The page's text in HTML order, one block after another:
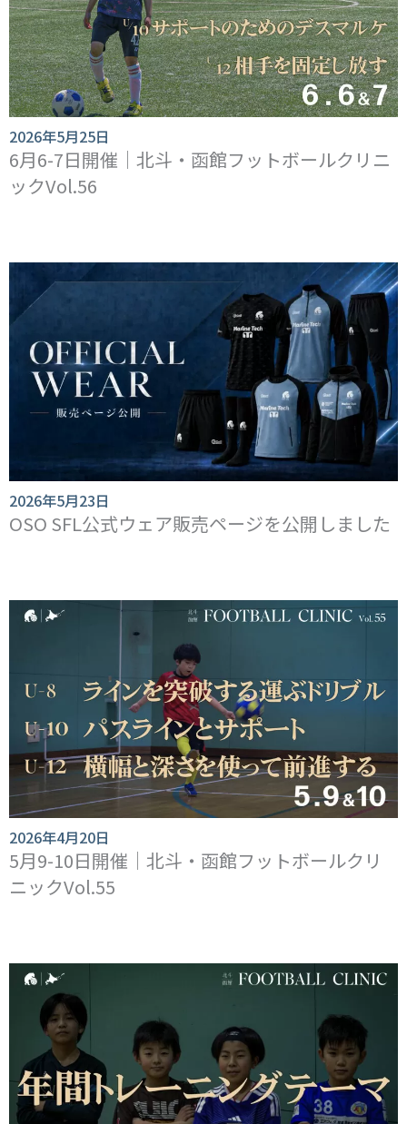
6月6-7日開催｜北斗・函館フットボールクリニ
ックVol.56
2026年5月25日
OSO SFL公式ウェア販売ページを公開しました
2026年5月23日
5月9-10日開催｜北斗・函館フットボールクリ
ニックVol.55
2026年4月20日